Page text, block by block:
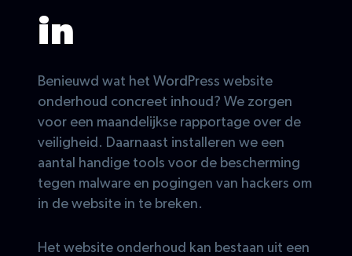
in
Benieuwd wat het WordPress website
onderhoud concreet inhoud? We zorgen
voor een maandelijkse rapportage over de
veiligheid. Daarnaast installeren we een
aantal handige tools voor de bescherming
tegen malware en pogingen van hackers om
in de website in te breken.
Het website onderhoud kan bestaan uit een